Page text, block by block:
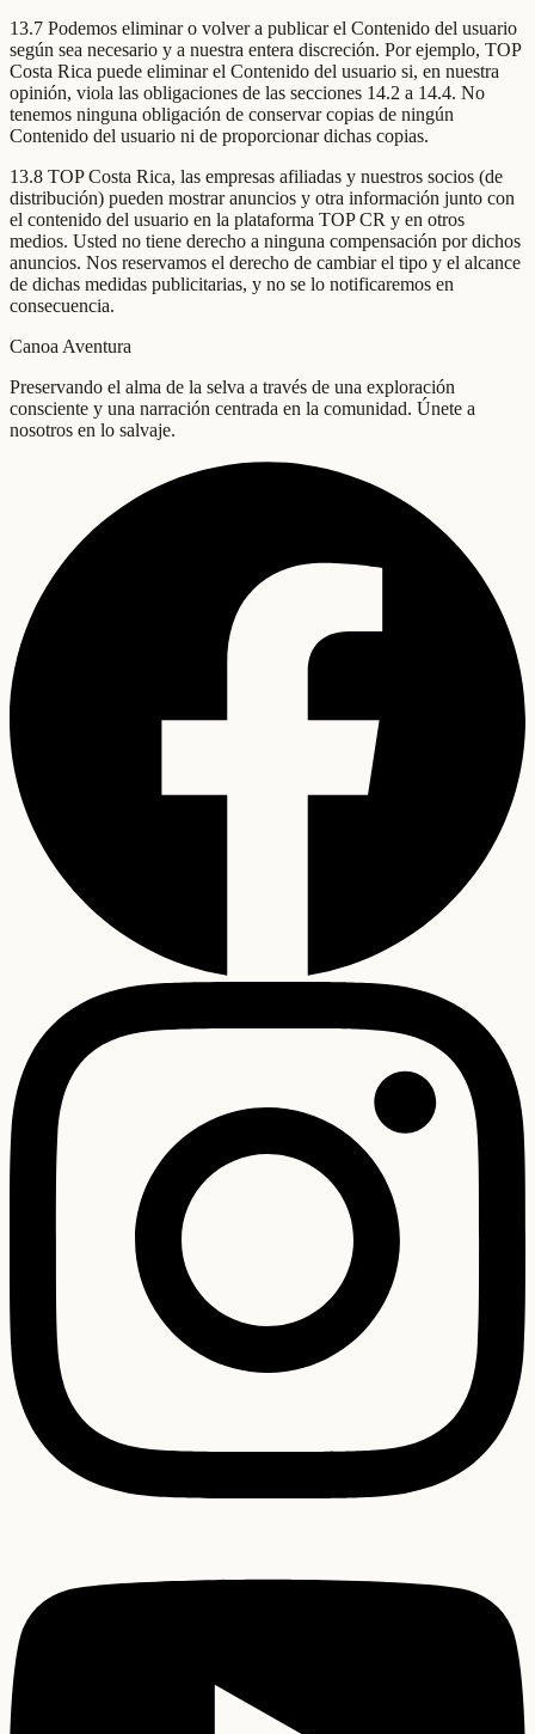
13.7 Podemos eliminar o volver a publicar el Contenido del usuario
según sea necesario y a nuestra entera discreción. Por ejemplo, TOP
Costa Rica puede eliminar el Contenido del usuario si, en nuestra
opinión, viola las obligaciones de las secciones 14.2 a 14.4. No
tenemos ninguna obligación de conservar copias de ningún
Contenido del usuario ni de proporcionar dichas copias.
13.8 TOP Costa Rica, las empresas afiliadas y nuestros socios (de
distribución) pueden mostrar anuncios y otra información junto con
el contenido del usuario en la plataforma TOP CR y en otros
medios. Usted no tiene derecho a ninguna compensación por dichos
anuncios. Nos reservamos el derecho de cambiar el tipo y el alcance
de dichas medidas publicitarias, y no se lo notificaremos en
consecuencia.
Canoa Aventura
Preservando el alma de la selva a través de una exploración
consciente y una narración centrada en la comunidad. Únete a
nosotros en lo salvaje.